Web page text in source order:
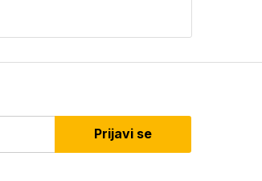
Prijavi se